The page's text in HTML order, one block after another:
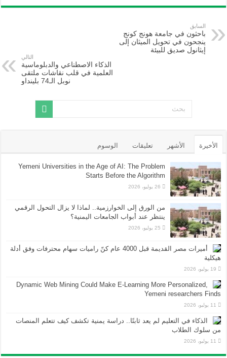
السابق
باحثون في جامعة هونج كونج
ينجحون في تحويل الميثان إلى
إيثانول صديق للبيئة
التالي
الذكاء الاصطناعي والدبلوماسية
العلمية في قلب نقاشات ملتقى
نوبل الـ74 بلينداو
الأخيرة الأشهر تعليقات الوسوم
Yemeni Universities in the Age of AI: The Problem
Starts Before the Algorithm
26 يوليو، 2026
من الورق إلى الخوارزمية.. لماذا لا يزال التحول الرقمي
ينتظر عند أبواب الجامعات اليمنية؟
25 يوليو، 2026
أميرات مصر القديمة قبل 4000 عام كنّ راميات سهام محترفات وفق أدلة
هيكلية
19 يوليو، 2026
Dynamic Web Mining Could Make E-Learning More Personalized,
Yemeni researchers Finds
11 يوليو، 2026
الذكاء في التعليم لم يعد ثابتًا.. دراسة يمنية تكشف كيف تتعلم المنصات
من سلوك الطلاب
11 يوليو، 2026